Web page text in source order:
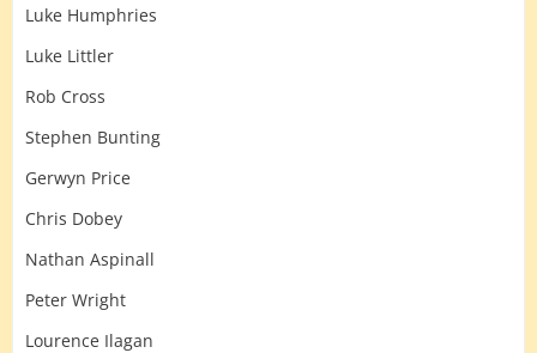
Luke Humphries
Luke Littler
Rob Cross
Stephen Bunting
Gerwyn Price
Chris Dobey
Nathan Aspinall
Peter Wright
Lourence Ilagan